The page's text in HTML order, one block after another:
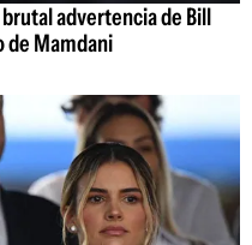
advertencia de Bill
de Mamdani